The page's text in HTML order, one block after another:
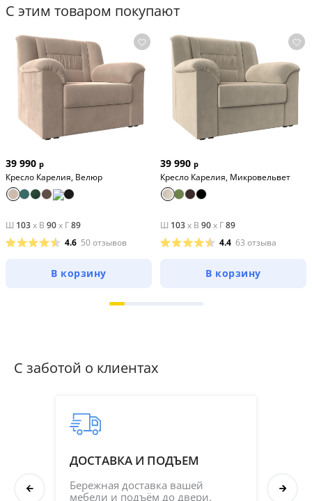
С этим товаром покупают
39 990 р
Кресло Карелия, Велюр
Ш 103x В 90x Г89
4.6 50 отзывов
В корзину
39 990 р
Кресло Карелия, Микровельвет
Ш 103x В 90x Г89
4.4 63 отзыва
В корзину
С заботой о клиентах
ДОСТАВКА И ПОДЪЕМ
Бережная доставка вашей
мебели и подъём до двери.